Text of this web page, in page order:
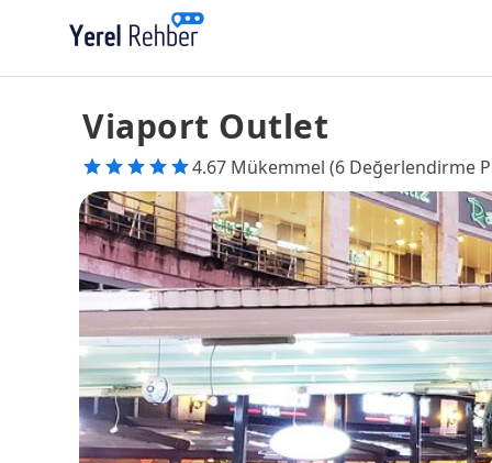
Viaport Outlet
4.67 Mükemmel (6 Değerlendirme